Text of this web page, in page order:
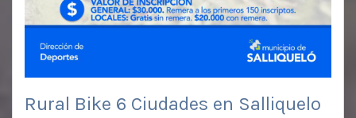
Rural Bike 6 Ciudades en Salliquelo